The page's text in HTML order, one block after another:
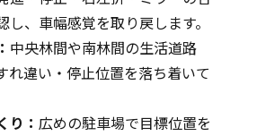
し、車幅感覚を取り戻します。
中央林間や南林間の生活道路
れ違い・停止位置を落ち着いて
り：広めの駐車場で目標位置を